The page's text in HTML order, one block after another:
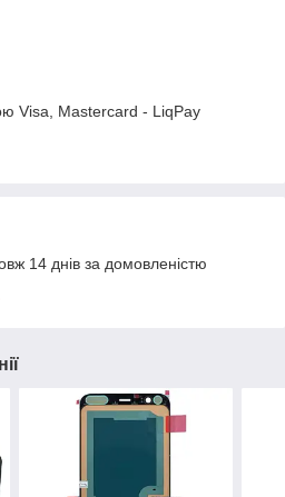
Visa, Mastercard - LiqPay
14 днів за домовленістю